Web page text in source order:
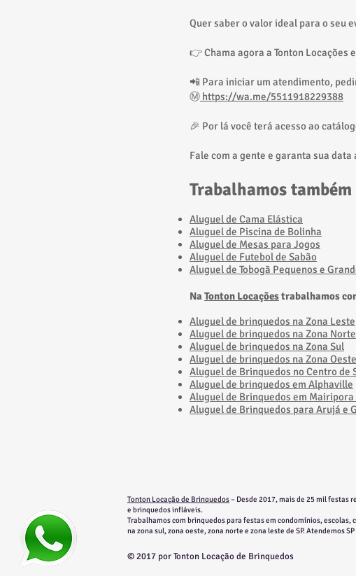
Quer saber o valor ideal para o seu
👉 Chama agora a Tonton
📲 Para iniciar um atendimento,
Ⓜ️ https://wa.me/5511918229388
🎉 Por lá você terá acesso ao
Fale com a gente e garanta sua data
Trabalhamos também
Aluguel de Cama Elástica
Aluguel de Piscina de Bolinha
Aluguel de Mesas para Jogos
Aluguel de Futebol de Sabão
Aluguel de Tobogã Pequenos e
Na Tonton Locaçõestrabalhamos
​Aluguel de brinquedos na Zona Leste
​Aluguel de brinquedos na Zona Norte
Aluguel de brinquedos na Zona Sul
​Aluguel de brinquedos na Zona Oeste
Aluguel de Brinquedos no Centro de
Aluguel de brinquedos em Alphaville
Aluguel de Brinquedos em Mairipora
Aluguel de Brinquedos para Arujá e
Tonton Locação de Brinquedos– Desde 2017, mais de 25 mil
e brinquedos infláveis.
​​Trabalhamos com brinquedos para festas em condomínios,
na zona sul, zona oeste, zona norte e zona leste de SP.
© 2017 por Tonton Locação de Brinquedos